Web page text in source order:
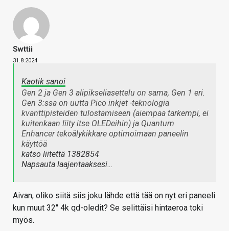
Swttii
31.8.2024
Kaotik sanoi
Gen 2 ja Gen 3 alipikseliasettelu on sama, Gen 1 eri.
Gen 3:ssa on uutta Pico inkjet -teknologia
kvanttipisteiden tulostamiseen (aiempaa tarkempi, ei
kuitenkaan liity itse OLEDeihin) ja Quantum
Enhancer tekoälykikkare optimoimaan paneelin
käyttöä
katso liitettä 1382854
Napsauta laajentaaksesi…
Aivan, oliko siitä siis joku lähde että tää on nyt eri paneeli
kun muut 32" 4k qd-oledit? Se selittäisi hintaeroa toki
myös.